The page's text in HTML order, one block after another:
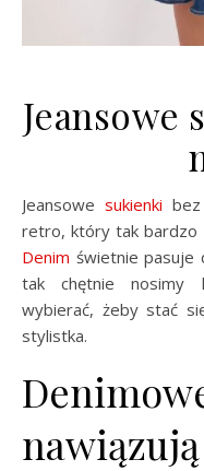
Jeansowe
Jeansowe sukienki
retro, który tak bardzo
Denim świetnie pasuje
tak chętnie nosimy
wybierać, żeby stać
stylistka.